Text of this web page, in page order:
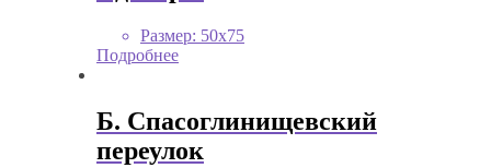
Размер: 50х75
Подробнее
Б. Спасоглинищевский
переулок